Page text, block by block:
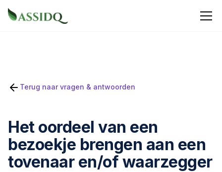
Terug naar vragen & antwoorden
Het oordeel van een
bezoekje brengen aan een
tovenaar en/of waarzegger